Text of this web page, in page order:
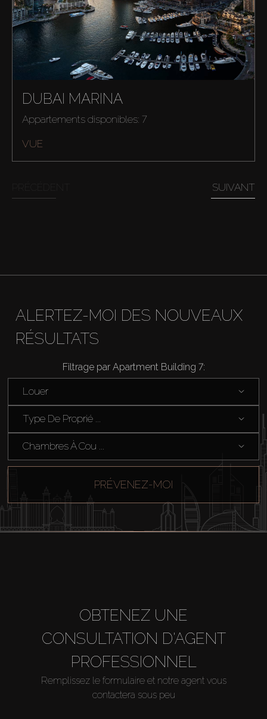
Acheter
DUBAI MARINA
Appartements disponibles: 7
VUE
SUIVANT
ALERTEZ-MOI DES NOUVEAUX
RÉSULTATS
Filtrage par Apartment Building 7:
Louer
Type De Proprié ...
Chambres À Cou ...
PRÉVENEZ-MOI
OBTENEZ UNE
CONSULTATION D'AGENT
PROFESSIONNEL
Remplissez le formulaire et notre agent vous
contactera sous peu